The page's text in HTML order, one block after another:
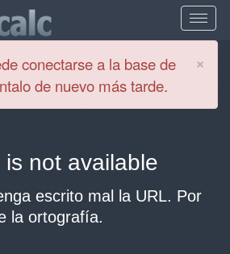
×
conectarse a la base de
de nuevo más tarde.
not available
escrito mal la URL. Por
la ortografía.